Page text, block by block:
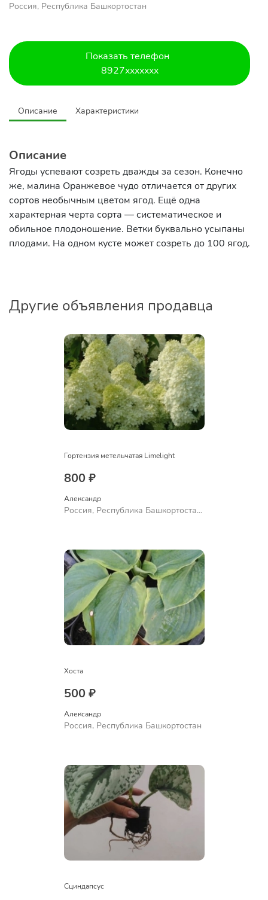
Россия, Республика Башкортостан
Показать телефон
8927xxxxxxx
Описание Характеристики
Описание
Ягоды успевают созреть дважды за сезон. Конечно
же, малина Оранжевое чудо отличается от других
сортов необычным цветом ягод. Ещё одна
характерная черта сорта — систематическое и
обильное плодоношение. Ветки буквально усыпаны
плодами. На одном кусте может созреть до 100 ягод.
Другие объявления продавца
Гортензия метельчатая Limelight
800 ₽
Александр
Россия, Республика Башкортостан,
Хоста
500 ₽
Александр
Россия, Республика Башкортостан
Сциндапсус